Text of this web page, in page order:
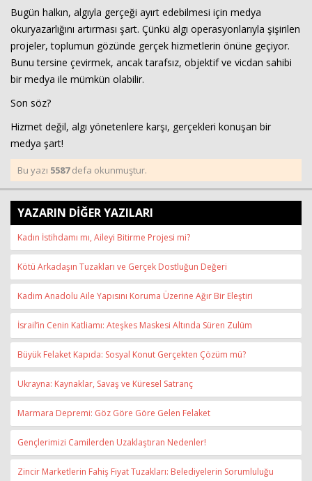
Bugün halkın, algıyla gerçeği ayırt edebilmesi için medya
okuryazarlığını artırması şart. Çünkü algı operasyonlarıyla şişirilen
projeler, toplumun gözünde gerçek hizmetlerin önüne geçiyor.
Bunu tersine çevirmek, ancak tarafsız, objektif ve vicdan sahibi
bir medya ile mümkün olabilir.
Son söz?
Hizmet değil, algı yönetenlere karşı, gerçekleri konuşan bir
medya şart!
Bu yazı 5587defa okunmuştur.
YAZARIN DİĞER YAZILARI
Kadın İstihdamı mı, Aileyi Bitirme Projesi mi?
Kötü Arkadaşın Tuzakları ve Gerçek Dostluğun Değeri
Kadim Anadolu Aile Yapısını Koruma Üzerine Ağır Bir Eleştiri
İsrail’in Cenin Katliamı: Ateşkes Maskesi Altında Süren Zulüm
Büyük Felaket Kapıda: Sosyal Konut Gerçekten Çözüm mü?
Ukrayna: Kaynaklar, Savaş ve Küresel Satranç
Marmara Depremi: Göz Göre Göre Gelen Felaket
Gençlerimizi Camilerden Uzaklaştıran Nedenler!
Zincir Marketlerin Fahiş Fiyat Tuzakları: Belediyelerin Sorumluluğu